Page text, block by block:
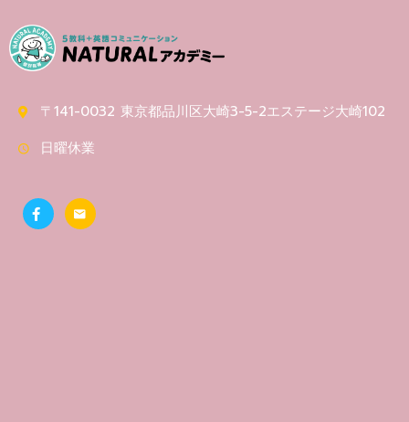
〒141-0032 東京都品川区大崎3-5-2エステージ大崎102
日曜休業